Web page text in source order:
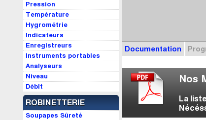
Pression
Température
Hygrométrie
Indicateurs
Enregistreurs
Instruments portables
Analyseurs
Niveau
Débit
ROBINETTERIE
Soupapes Sûreté
Documentation
Nos
La